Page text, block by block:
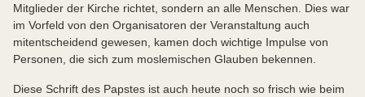
Mitglieder der Kirche richtet, sondern an alle Menschen. Dies war
im Vorfeld von den Organisatoren der Veranstaltung auch
mitentscheidend gewesen, kamen doch wichtige Impulse von
Personen, die sich zum moslemischen Glauben bekennen.
Diese Schrift des Papstes ist auch heute noch so frisch wie beim